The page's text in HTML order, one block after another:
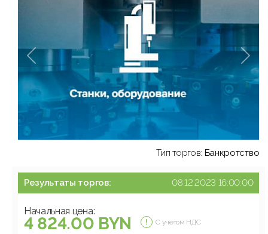
Тип торгов: Банкротство
Результаты торгов: 08.12.2023 16:00:00
Начальная цена:
4 824.00 BYN С учетом НДС